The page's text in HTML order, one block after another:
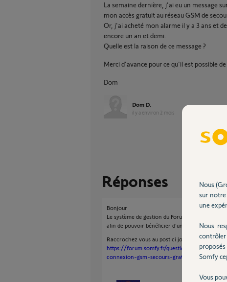
La semaine dernière, j'ai eu un message
mon accès gratuit au réseau GSM de
Or, j'ai acheté mon alarme il y a 3 ans et
encore un an et demi.
Quelle est la raison de ce message ?
Merci d'avance pour ce qu'il est possible
Dom
Dom D.
il y a environ 2 mois
Réponses
Bonjour
Le système de gestion du Forum vous a
afin de pouvoir bénéficier d'un traitement plus
Raccrochez vous au post ci joint pour que
https://forum.somfy.fr/questions/3722905-
connexion-gsm-secours-gratuite-5-
Nous
sur
une
Nous
Somfy
Vous